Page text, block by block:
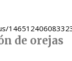
de orejas